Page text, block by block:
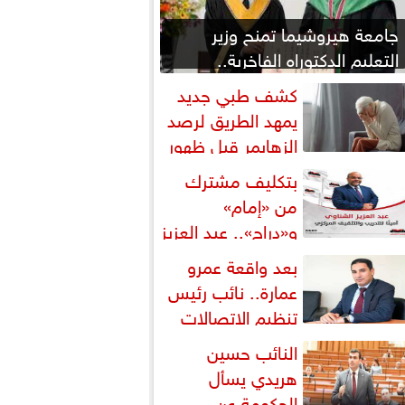
جامعة هيروشيما تمنح وزير
التعليم الدكتوراه الفاخرية..
والوزير يهدي التكريم للمعلمين
كشف طبي جديد
يمهد الطريق لرصد
الزهايمر قبل ظهور
بتكليف مشترك
من «إمام»
و«دراج».. عبد العزيز
أمينًا للتدريب وعضوًا
بالمكتب...
بعد واقعة عمرو
عمارة.. نائب رئيس
تنظيم الاتصالات
البرلمان»: من يوقع...
النائب حسين
هريدي يسأل